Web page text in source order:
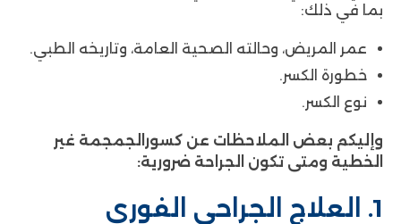
بما في ذلك:
عمر المريض، وحالته الصحية العامة، وتاريخه الطبي.
خطورة الكسر.
نوع الكسر.
وإليكم بعض الملاحظات عن كسورالجمجمة غير
الخطية ومتى تكون الجراحة ضرورية:
1. العلاج الجراحي الفوري